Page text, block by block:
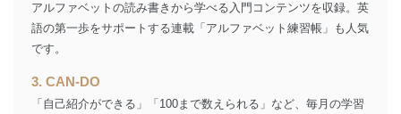
アルファベットの読み書きから学べる入門コンテンツを収録。英
語の第一歩をサポートする連載「アルファベット練習帳」も人気
です。
3. CAN-DO
「自己紹介ができる」「100まで数えられる」など、毎月の学習